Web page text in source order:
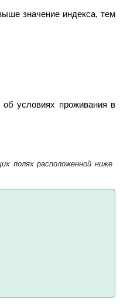
значение индекса, тем
условиях проживания в
полях расположенной ниже